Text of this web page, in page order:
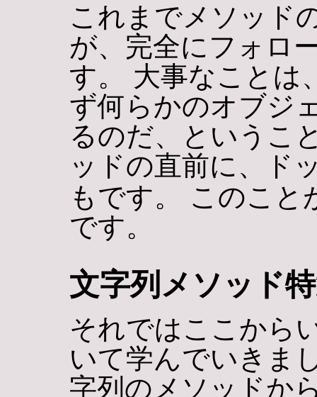
これまでメソッド
が、完全にフォロ
す。 大事なことは
ず何らかのオブジ
るのだ、というこ
ッドの直前に、ド
もです。 このこと
です。
文字列メソッド
それではここから
いて学んでいきま
字列のメソッドか